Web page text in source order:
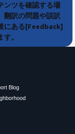
ンツを確認する場
翻訳の問題や誤訳
にある[Feedback]
。
Blog